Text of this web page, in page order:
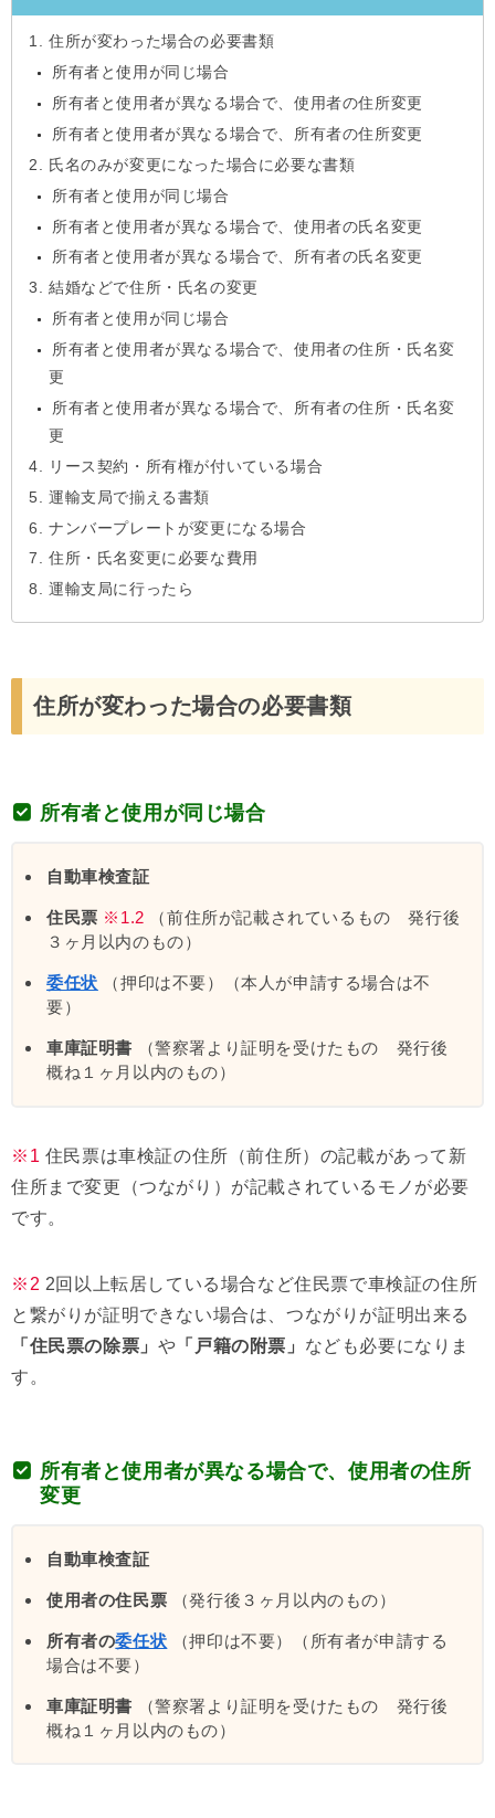
住所が変わった場合の必要書類
所有者と使用が同じ場合
所有者と使用者が異なる場合で、使用者の住所変更
所有者と使用者が異なる場合で、所有者の住所変更
氏名のみが変更になった場合に必要な書類
所有者と使用が同じ場合
所有者と使用者が異なる場合で、使用者の氏名変更
所有者と使用者が異なる場合で、所有者の氏名変更
結婚などで住所・氏名の変更
所有者と使用が同じ場合
所有者と使用者が異なる場合で、使用者の住所・氏名変
更
所有者と使用者が異なる場合で、所有者の住所・氏名変
更
リース契約・所有権が付いている場合
運輸支局で揃える書類
ナンバープレートが変更になる場合
住所・氏名変更に必要な費用
運輸支局に行ったら
住所が変わった場合の必要書類
所有者と使用が同じ場合
自動車検査証
住民票 ※1.2 （前住所が記載されているもの 発行後
３ヶ月以内のもの）
委任状 （押印は不要）（本人が申請する場合は不
要）
車庫証明書 （警察署より証明を受けたもの 発行後
概ね１ヶ月以内のもの）
※1 住民票は車検証の住所（前住所）の記載があって新
住所まで変更（つながり）が記載されているモノが必要
です。
※2 2回以上転居している場合など住民票で車検証の住所
と繋がりが証明できない場合は、つながりが証明出来る
「住民票の除票」 や 「戸籍の附票」 なども必要になりま
す。
所有者と使用者が異なる場合で、使用者の住所
変更
自動車検査証
使用者の住民票 （発行後３ヶ月以内のもの）
所有者の委任状 （押印は不要）（所有者が申請する
場合は不要）
車庫証明書 （警察署より証明を受けたもの 発行後
概ね１ヶ月以内のもの）